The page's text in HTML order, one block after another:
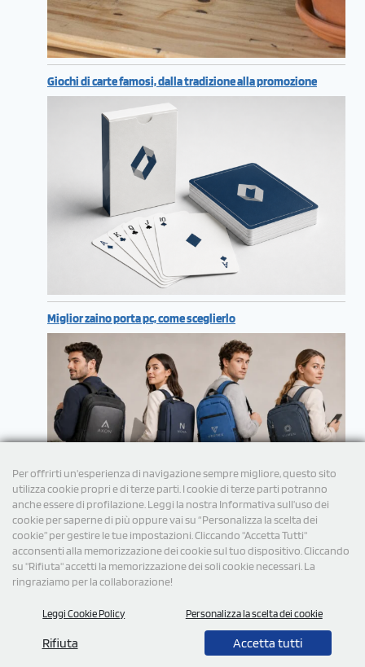
Per offrirti un'esperienza di navigazione sempre migliore, questo sito
utilizza cookie propri e di terze parti. I cookie di terze parti potranno
anche essere di profilazione. Leggi la nostra Informativa sull’uso dei
cookie per saperne di più oppure vai su “Personalizza la scelta dei
cookie” per gestire le tue impostazioni. Cliccando "Accetta Tutti"
acconsenti alla memorizzazione dei cookie sul tuo dispositivo. Cliccando
su "Rifiuta" accetti la memorizzazione dei soli cookie necessari. La
ringraziamo per la collaborazione!
Leggi Cookie Policy Personalizza la scelta dei cookie
Rifiuta Accetta tutti
Giochi di carte famosi, dalla tradizione alla promozione
Miglior zaino porta pc, come sceglierlo
© 2026 Tutti i diritti Riservati StampaSi S.r.l.